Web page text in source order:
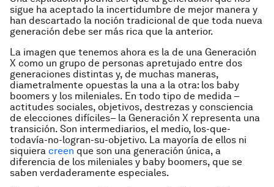
sigue ha aceptado la incertidumbre de mejor manera y
han descartado la noción tradicional de que toda nueva
generación debe ser más rica que la anterior.
La imagen que tenemos ahora es la de una Generación
X como un grupo de personas apretujado entre dos
generaciones distintas y, de muchas maneras,
diametralmente opuestas la una a la otra: los baby
boomers y los mileniales. En todo tipo de medida –
actitudes sociales, objetivos, destrezas y consciencia
de elecciones difíciles– la Generación X representa una
transición. Son intermediarios, el medio, los-que-
todavía-no-logran-su-objetivo. La mayoría de ellos ni
siquiera creen que son una generación única, a
diferencia de los mileniales y baby boomers, que se
saben verdaderamente especiales.